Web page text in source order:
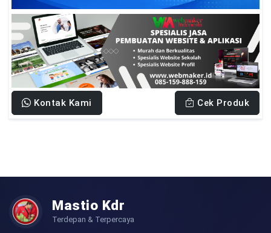
Kontak Kami Cek Produk
Mastio Kdr
Terdepan & Terpercaya